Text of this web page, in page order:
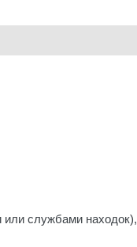
службами находок),